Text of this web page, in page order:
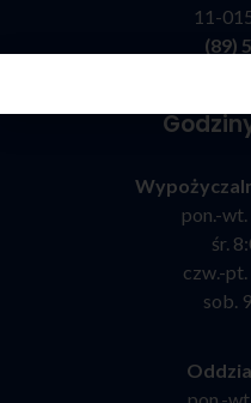
11-
(89)
pon.-
śr.
czw.-
sob.